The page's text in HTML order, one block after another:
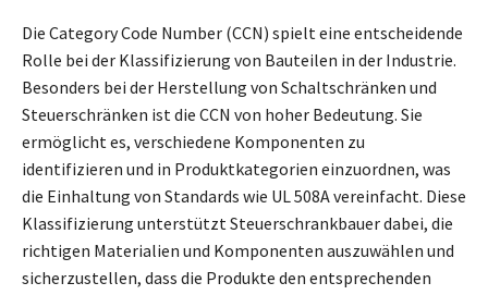
Die Category Code Number (CCN) spielt eine entscheidende
Rolle bei der Klassifizierung von Bauteilen in der Industrie.
Besonders bei der Herstellung von Schaltschränken und
Steuerschränken ist die CCN von hoher Bedeutung. Sie
ermöglicht es, verschiedene Komponenten zu
identifizieren und in Produktkategorien einzuordnen, was
die Einhaltung von Standards wie UL 508A vereinfacht. Diese
Klassifizierung unterstützt Steuerschrankbauer dabei, die
richtigen Materialien und Komponenten auszuwählen und
sicherzustellen, dass die Produkte den entsprechenden